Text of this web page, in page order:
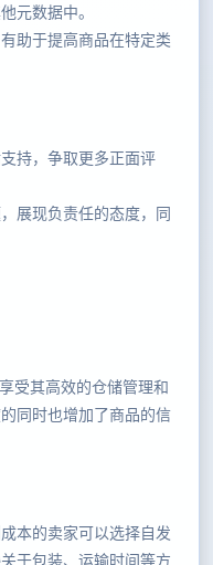
元数据中。
助于提高商品在特定类
持，争取更多正面评
展现负责任的态度，同
受其高效的仓储管理和
同时也增加了商品的信
本的卖家可以选择自发
于包装、运输时间等方